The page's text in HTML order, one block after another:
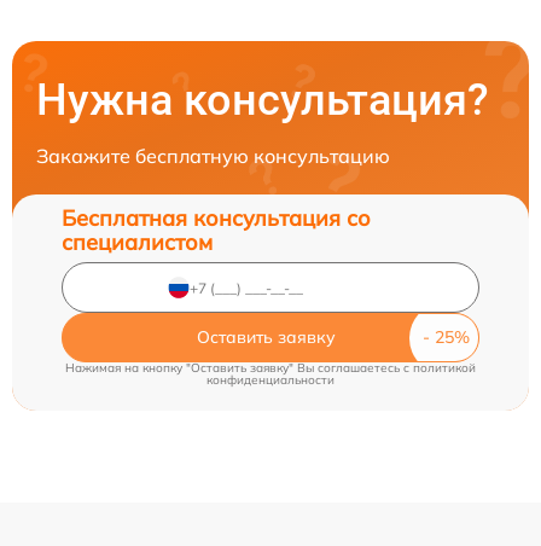
Нужна консультация?
Закажите бесплатную консультацию
Бесплатная консультация со
специалистом
Оставить заявку
Нажимая на кнопку "Оставить заявку" Вы соглашаетесь cполитикой
конфиденциальности